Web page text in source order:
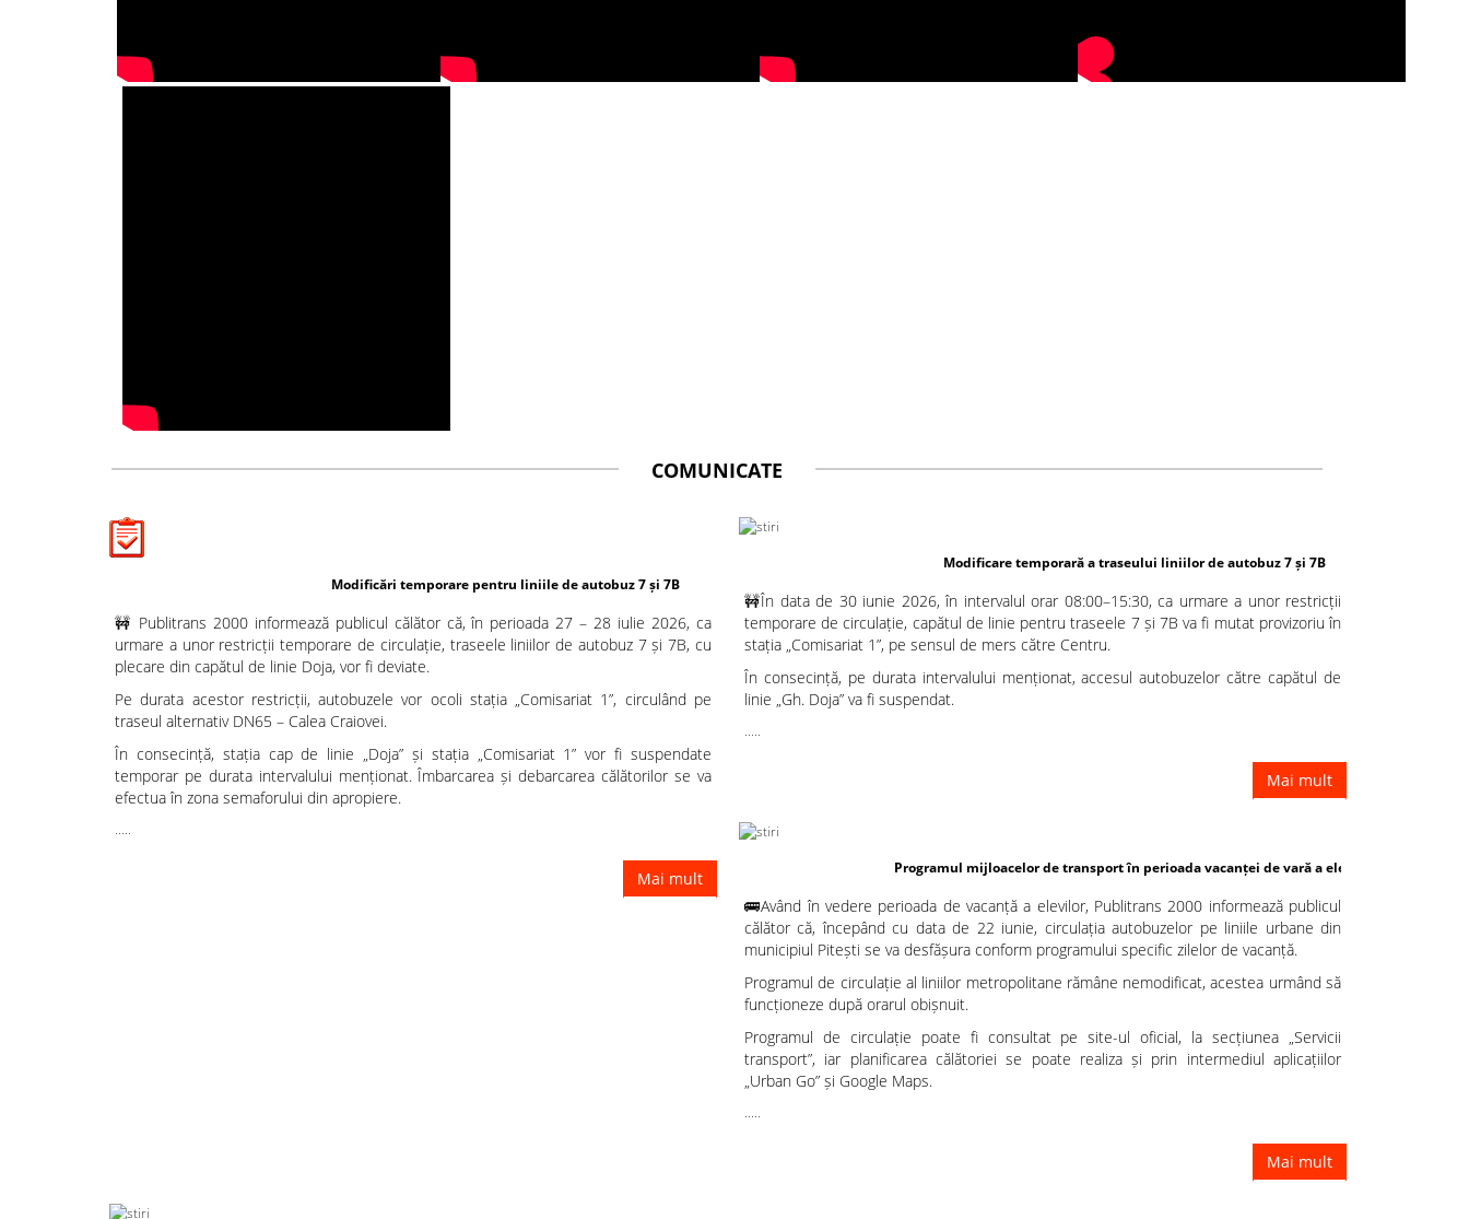
COMUNICATE
Modificări temporare pentru liniile de autobuz 7 și 7B
🚧 Publitrans 2000 informează publicul călător că, în perioada 27 – 28 iulie 2026, ca
urmare a unor restricții temporare de circulație, traseele liniilor de autobuz 7 și 7B, cu
plecare din capătul de linie Doja, vor fi deviate.
Pe durata acestor restricții, autobuzele vor ocoli stația „Comisariat 1”, circulând pe
traseul alternativ DN65 – Calea Craiovei.
În consecință, stația cap de linie „Doja” și stația „Comisariat 1” vor fi suspendate
temporar pe durata intervalului menționat. Îmbarcarea și debarcarea călătorilor se va
efectua în zona semaforului din apropiere.
.....
Mai mult
Modificare temporară a traseului liniilor de autobuz 7 și 7B
🚧În data de 30 iunie 2026, în intervalul orar 08:00–15:30, ca urmare a unor restricții
temporare de circulație, capătul de linie pentru traseele 7 și 7B va fi mutat provizoriu în
stația „Comisariat 1”, pe sensul de mers către Centru.
În consecință, pe durata intervalului menționat, accesul autobuzelor către capătul de
linie „Gh. Doja” va fi suspendat.
.....
Mai mult
Programul mijloacelor de transport în perioada vacanței de vară a elevilor
🚌Având în vedere perioada de vacanță a elevilor, Publitrans 2000 informează publicul
călător că, începând cu data de 22 iunie, circulația autobuzelor pe liniile urbane din
municipiul Pitești se va desfășura conform programului specific zilelor de vacanță.
Programul de circulație al liniilor metropolitane rămâne nemodificat, acestea urmând să
funcționeze după orarul obișnuit.
Programul de circulație poate fi consultat pe site-ul oficial, la secțiunea „Servicii
transport”, iar planificarea călătoriei se poate realiza și prin intermediul aplicațiilor
„Urban Go” și Google Maps.
.....
Mai mult